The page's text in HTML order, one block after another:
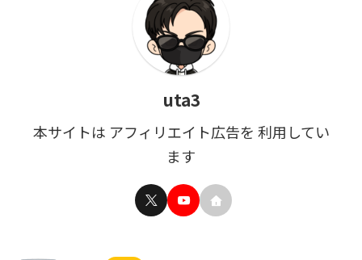
uta3
本サイトは アフィリエイト広告を 利用してい
ます